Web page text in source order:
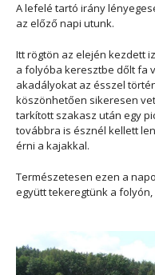
A lefelé tartó irány
az előző napi utunk.
Itt rögtön az elején kezdett
a folyóba keresztbe dőlt fa
akadályokat az ésszel
köszönhetően sikeresen
tarkított szakasz után egy
továbbra is észnél kellett
érni a kajakkal.
Természetesen ezen a
együtt tekeregtünk a